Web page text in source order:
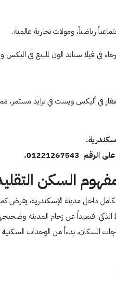
رياضياً، ومولات تجارية عالمية.
في فيلا ستاند الون للبيع في
في أليكس ويست في تزايد مستمر،
01221267543.
السكن
داخل مدينة الإسكندرية، يفرض
فبعيداً عن زحام المدينة
السكان، بدءاً من الوحدات